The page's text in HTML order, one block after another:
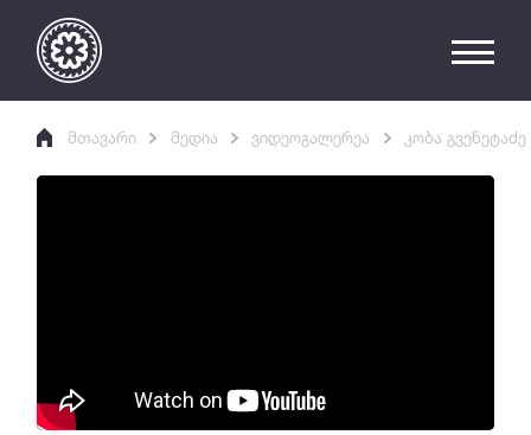
მთავარი მედია ვიდეოგალერეა კობა